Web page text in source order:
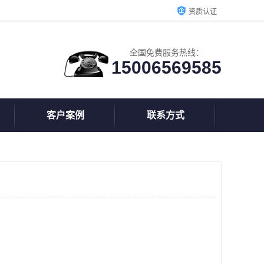
资质认证
全国免费服务热线：
15006569585
客户案例 联系方式